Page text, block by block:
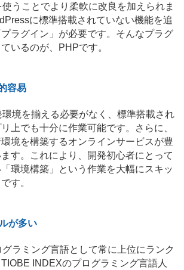
うことでより柔軟に改良を加えられま
に標準搭載されていない機能を追
ラグイン」が必要です。そんなプラグ
いるのが、PHPです。
容易
境を揃える必要がなく、標準搭載され
上でも十分に作業可能です。さらに、
境を構築するオンラインサービスが豊
す。これにより、開発初心者にとって
環境構築」という作業を大幅にスキッ
す。
が多い
ラミング言語として常に上位にランク
INDEXのプログラミング言語人